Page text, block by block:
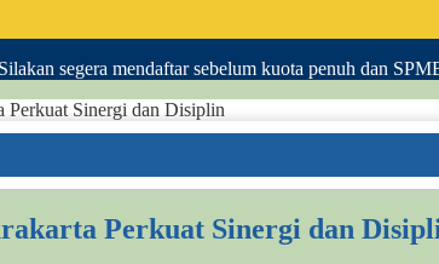
segera mendaftar sebelum kuota penuh dan
Perkuat Sinergi dan Disiplin
Perkuat Sinergi dan